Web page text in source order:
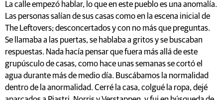
La calle empezó hablar, lo que en este pueblo es una anomalía.
Las personas salían de sus casas como en la escena inicial de
The Leftovers; desconcertados y con no más que preguntas.
Se llamaba a las puertas, se hablaba a gritos y se buscaban
respuestas. Nada hacía pensar que fuera más allá de este
grupúsculo de casas, como hace unas semanas se cortó el
agua durante más de medio día. Buscábamos la normalidad
dentro de la anormalidad. Cerré la casa, colgué la ropa, dejé